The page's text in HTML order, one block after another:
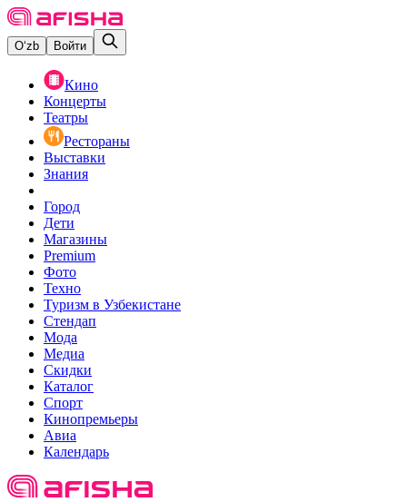
O‘zb Войти
Кино
Концерты
Театры
Рестораны
Выставки
Знания
Город
Дети
Магазины
Premium
Фото
Техно
Туризм в Узбекистане
Стендап
Мода
Медиа
Скидки
Каталог
Спорт
Кинопремьеры
Авиа
Календарь